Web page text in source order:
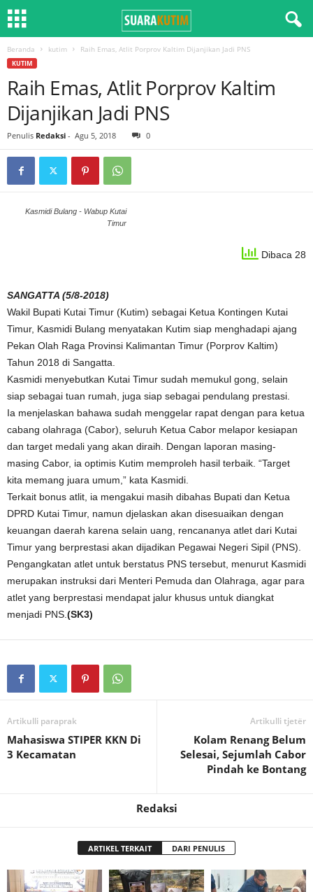
Beranda kutim Raih Emas, Atlit Porprov Kaltim Dijanjikan Jadi PNS
KUTIM
Raih Emas, Atlit Porprov Kaltim
Dijanjikan Jadi PNS
Penulis Redaksi - Agu 5, 2018 0
Kasmidi Bulang - Wabup Kutai
Timur
Dibaca 28
SANGATTA (5/8-2018)
Wakil Bupati Kutai Timur (Kutim) sebagai Ketua Kontingen Kutai
Timur, Kasmidi Bulang menyatakan Kutim siap menghadapi ajang
Pekan Olah Raga Provinsi Kalimantan Timur (Porprov Kaltim)
Tahun 2018 di Sangatta.
Kasmidi menyebutkan Kutai Timur sudah memukul gong, selain
siap sebagai tuan rumah, juga siap sebagai pendulang prestasi.
Ia menjelaskan bahawa sudah menggelar rapat dengan para ketua
cabang olahraga (Cabor), seluruh Ketua Cabor melapor kesiapan
dan target medali yang akan diraih. Dengan laporan masing-
masing Cabor, ia optimis Kutim memproleh hasil terbaik. “Target
kita memang juara umum,” kata Kasmidi.
Terkait bonus atlit, ia mengakui masih dibahas Bupati dan Ketua
DPRD Kutai Timur, namun djelaskan akan disesuaikan dengan
keuangan daerah karena selain uang, rencananya atlet dari Kutai
Timur yang berprestasi akan dijadikan Pegawai Negeri Sipil (PNS).
Pengangkatan atlet untuk berstatus PNS tersebut, menurut Kasmidi
merupakan instruksi dari Menteri Pemuda dan Olahraga, agar para
atlet yang berprestasi mendapat jalur khusus untuk diangkat
menjadi PNS. (SK3)
Artikulli paraprak
Mahasiswa STIPER KKN Di
3 Kecamatan
Artikulli tjetër
Kolam Renang Belum
Selesai, Sejumlah Cabor
Pindah ke Bontang
Redaksi
ARTIKEL TERKAIT DARI PENULIS